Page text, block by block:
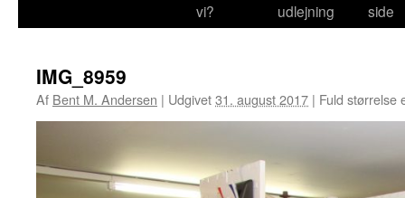
vi?
udlejning
side
IMG_8959
Af Bent M. Andersen | Udgivet31. august 2017 | Fuld størrelse